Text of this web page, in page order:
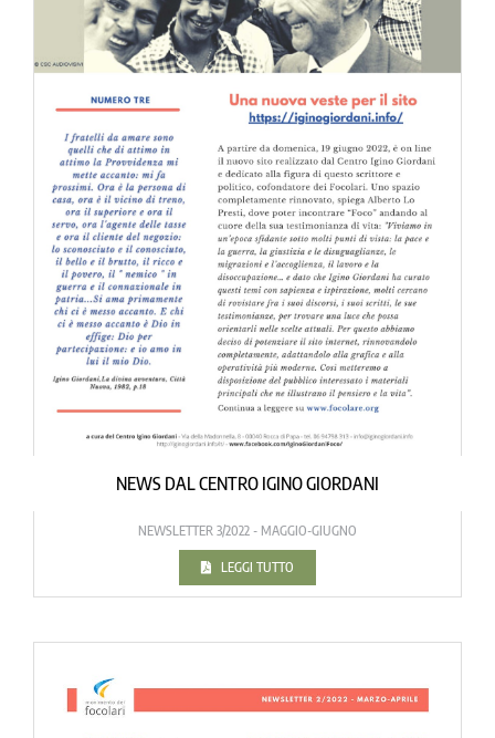
NEWS DAL CENTRO IGINO GIORDANI
NEWSLETTER 3/2022 - MAGGIO-GIUGNO
LEGGI TUTTO